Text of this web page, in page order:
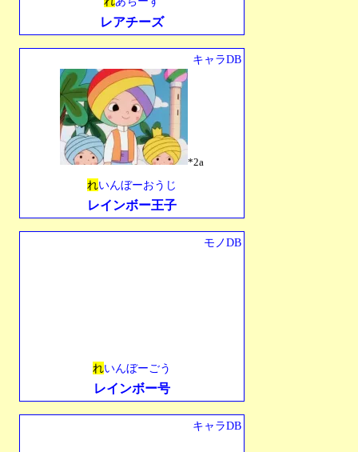
レアチーズ
キャラDB
*2a
れいんぼーおうじ
レインボー王子
モノDB
れいんぼーごう
レインボー号
キャラDB